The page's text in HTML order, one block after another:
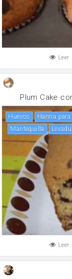
Leer
Plum Cake
huevos Harina
mantequilla
Leer